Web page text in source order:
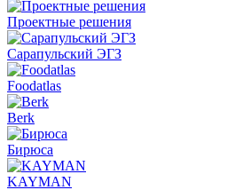
Проектные решения
Сарапульский ЭГЗ
Foodatlas
Berk
Бирюса
KAYMAN